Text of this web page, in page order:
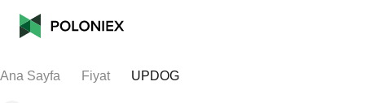
Ana Sayfa Fiyat UPDOG